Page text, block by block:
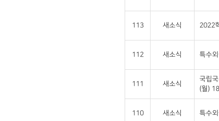
113 새소식 2022
112 새소식 특수
111 새소식
국립
(월)
110 새소식 특수